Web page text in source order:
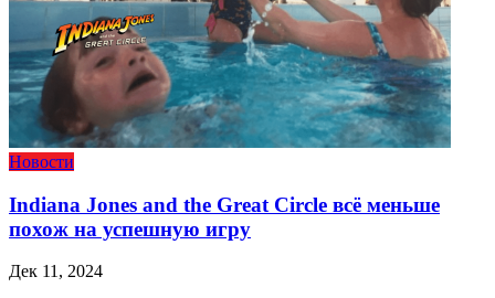
Новости
Indiana Jones and the Great Circle всё меньше
похож на успешную игру
Дек 11, 2024